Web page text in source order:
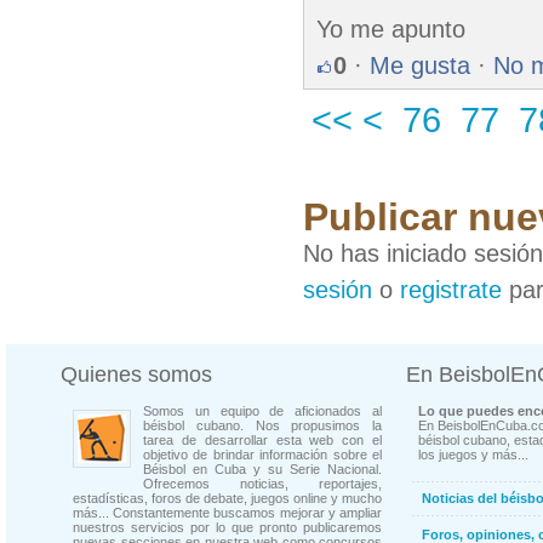
Yo me apunto
0 · Me gusta · No
<< < 76 77
Publicar
No has iniciado
sesión o registrate
Quienes somos
Somos un equipo de aficionados al
béisbol cubano. Nos propusimos la
tarea de desarrollar esta web con el
objetivo de brindar información sobre el
Béisbol en Cuba y su Serie Nacional.
Ofrecemos noticias, reportajes,
estadísticas, foros de debate, juegos online y mucho
más... Constantemente buscamos mejorar y ampliar
nuestros servicios por lo que pronto publicaremos
En
Lo que puedes
En
béisbol cubano,
los juegos y más...
Noticias del
Foros, opiniones,